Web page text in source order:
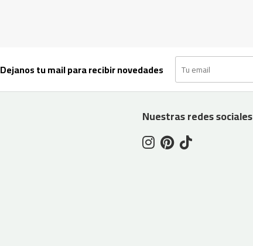
Dejanos tu mail para recibir novedades
Nuestras redes sociales